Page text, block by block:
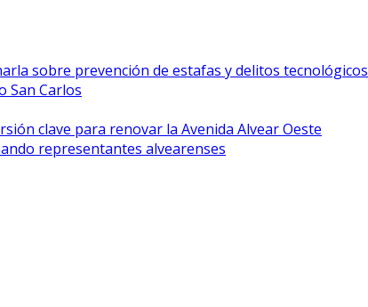
sobre prevención de estafas y delitos tecnológicos
San Carlos
clave para renovar la Avenida Alvear Oeste
representantes alvearenses